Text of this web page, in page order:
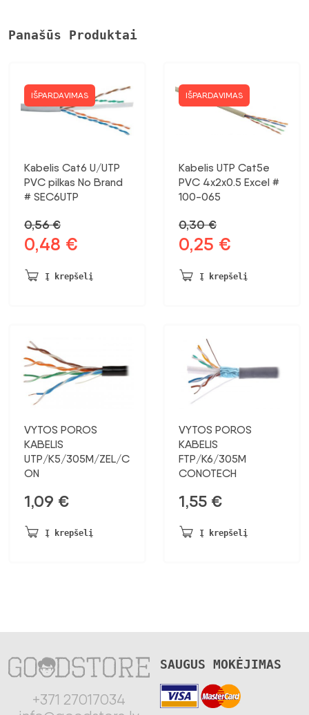
Panašūs Produktai
IŠPARDAVIMAS
Kabelis Cat6 U/UTP
PVC pilkas No Brand
# SEC6UTP
0,56€
Pradinė
buvo:
0,48 €
0,48 €.
Į krepšelį
IŠPARDAVIMAS
Kabelis UTP Cat5e
PVC 4x2x0.5 Excel #
100-065
0,30€
Pradinė
buvo:
0,25 €
0,25 €.
Į krepšelį
VYTOS POROS
KABELIS
UTP/K5/305M/ZEL/C
ON
1,09 €
Į krepšelį
VYTOS POROS
KABELIS
FTP/K6/305M
CONOTECH
1,55 €
Į krepšelį
+371 27017034
SAUGUS MOKĖJIMAS